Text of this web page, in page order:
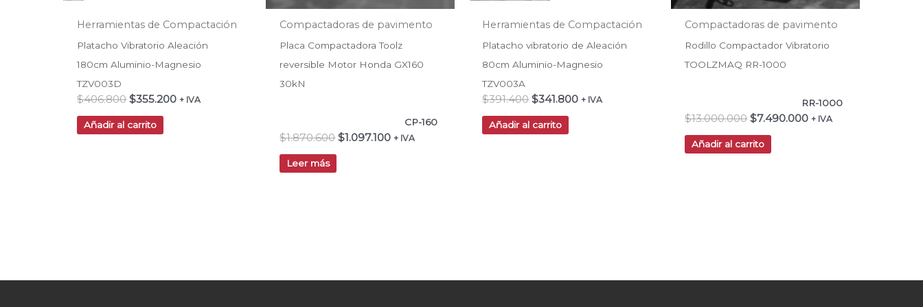
Herramientas de Compactación
Platacho Vibratorio Aleación
180cm Aluminio-Magnesio
TZV003D
$406.800 $355.200 + IVA
Añadir al carrito
Compactadoras de pavimento
Placa Compactadora Toolz
reversible Motor Honda GX160
30kN
CP-160
$1.870.600 $1.097.100 + IVA
Leer más
Herramientas de Compactación
Platacho vibratorio de Aleación
80cm Aluminio-Magnesio
TZV003A
$391.400 $341.800 + IVA
Añadir al carrito
Compactadoras de pavimento
Rodillo Compactador Vibratorio
TOOLZMAQ RR-1000
RR-1000
$13.000.000 $7.490.000 + IVA
Añadir al carrito